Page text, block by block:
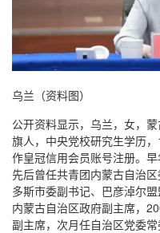
乌兰（资料图）
公开资料显示，乌兰，女，
旗人，中央党校研究生学历
作皇冠信用会员账号注册。
先后曾任共青团内蒙古自治
多斯市委副书记、巴彦淖尔
内蒙古自治区政府副主席，
副主席，次月任自治区党委常